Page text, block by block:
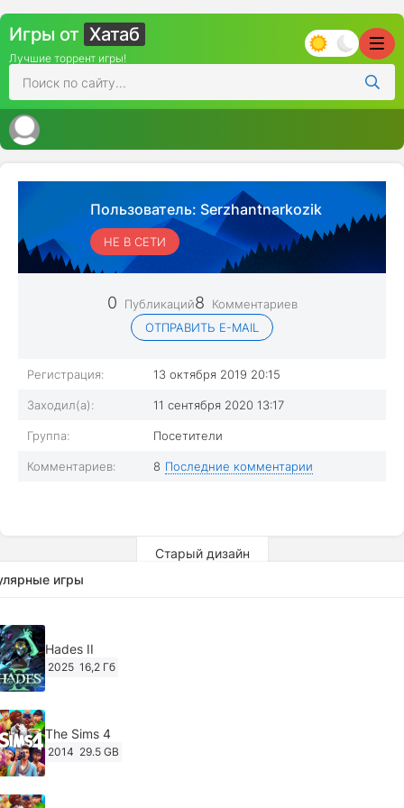
Игры от Хатаб
Лучшие торрент игры!
Пользователь: Serzhantnarkozik
НЕ В СЕТИ
0 Публикаций8
Комментариев
ОТПРАВИТЬ E-MAIL
Регистрация: 13 октября 2019 20:15
Заходил(а): 11 сентября 2020 13:17
Группа: Посетители
Комментариев: 8 Последние комментарии
Старый дизайн
игры
Hades II
2025 16,2 Гб
The Sims 4
2014 29.5 GB